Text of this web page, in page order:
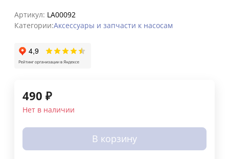
Артикул: LA00092
Категории:Аксессуары и запчасти к насосам
490 ₽
Нет в наличии
В корзину